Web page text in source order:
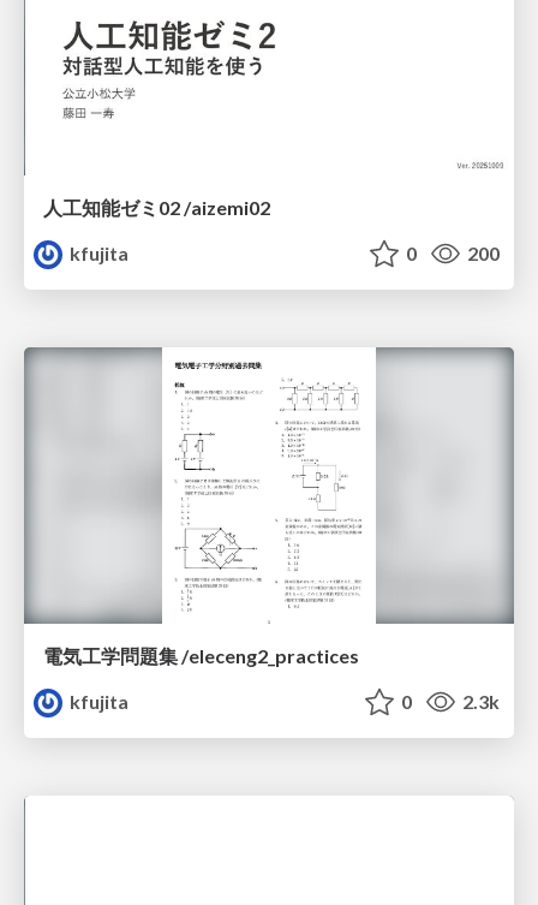
人工知能ゼミ02 /aizemi02
kfujita
0 200
電気工学問題集 /eleceng2_practices
kfujita
0 2.3k